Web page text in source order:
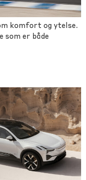
komfort og ytelse.
som er både